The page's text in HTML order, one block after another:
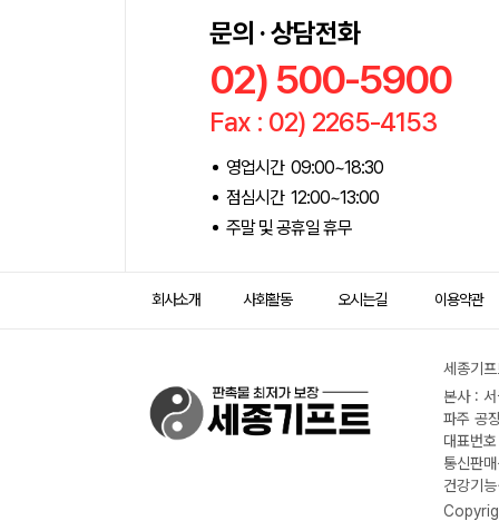
문의 · 상담전화
02) 500-5900
Fax : 02) 2265-4153
영업시간 09:00~18:30
점심시간 12:00~13:00
주말 및 공휴일 휴무
회사소개 사회활동 오시는길 이용약관
세종기
본사 :
파주 공
대표번
통신판
건강기